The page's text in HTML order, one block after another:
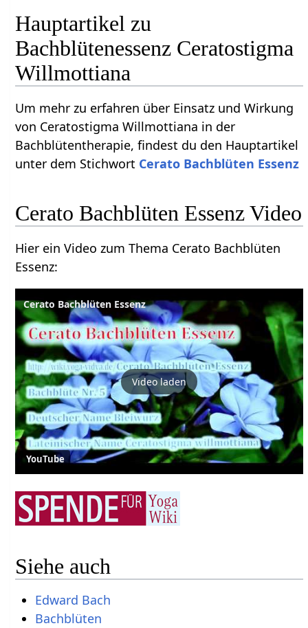
Hauptartikel zu
Bachblütenessenz Ceratostigma
Willmottiana
Um mehr zu erfahren über Einsatz und Wirkung
von Ceratostigma Willmottiana in der
Bachblütentherapie, findest du den Hauptartikel
unter dem Stichwort Cerato Bachblüten Essenz
Cerato Bachblüten Essenz Video
Hier ein Video zum Thema Cerato Bachblüten
Essenz:
Cerato Bachblüten Essenz
Video laden
YouTube
Siehe auch
Edward Bach
Bachblüten